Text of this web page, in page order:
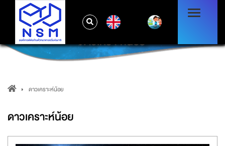
ดาวเคราะห์น้อย
ดาวเคราะห์น้อย
ดาวเคราะห์น้อย